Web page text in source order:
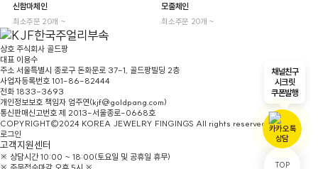
신함마체인
최소주문 20개 ~
모줄체인
최소주문 20개 ~
상호 주식회사 골드팡
대표 이용수
주소 서울특별시 종로구 돈화문로 37-1, 골드팡빌딩 2층
사업자등록번호 101-86-82444
전화 1833-3693
개인정보보호 책임자 엄주연(kjf@goldpang.com)
통신판매신고번호 제 2013-서울종로-0668호
COPYRIGHT©2024 KOREA JEWELRY FINGINGS All rights reserved.
로그인
고객지원센터
※ 상담시간 10:00 ~ 18:00(토요일 및 공휴일 휴무)
채널친구
시크릿
쿠폰발행
TOP